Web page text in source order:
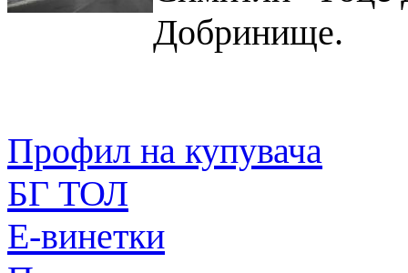
Добринище.
Профил на купувача
БГ ТОЛ
Е-винетки